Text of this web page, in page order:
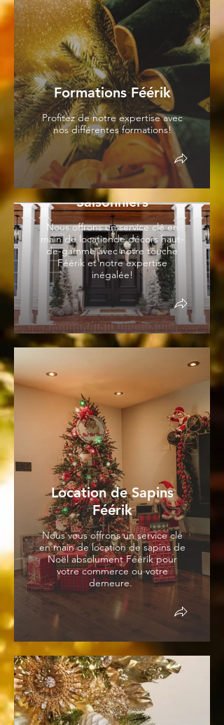
Formations Féérik
Profitez de notre expertise avec
nos différentes formations!
Location de Décors
Saisonniers
Nous offrons un service clé en
main de locationde décors haut-
de-gamme avec notre touche
Féérik et notre expertise
inégalée!
Location de Sapins
Féérik
Nous vous offrons un service clé
en main de location de sapins de
Noël absolument Féérik pour
votre commerce ou votre
demeure.